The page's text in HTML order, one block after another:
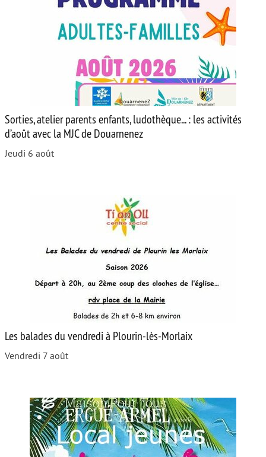
Sorties, atelier parents enfants, ludothèque... : les activités
d’août avec la MJC de Douarnenez
Jeudi 6 août
Les balades du vendredi à Plourin-lès-Morlaix
Vendredi 7 août